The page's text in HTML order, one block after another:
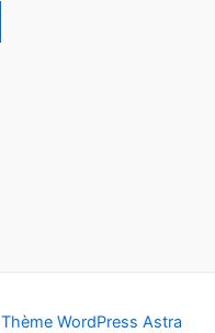
Thème WordPress Astra